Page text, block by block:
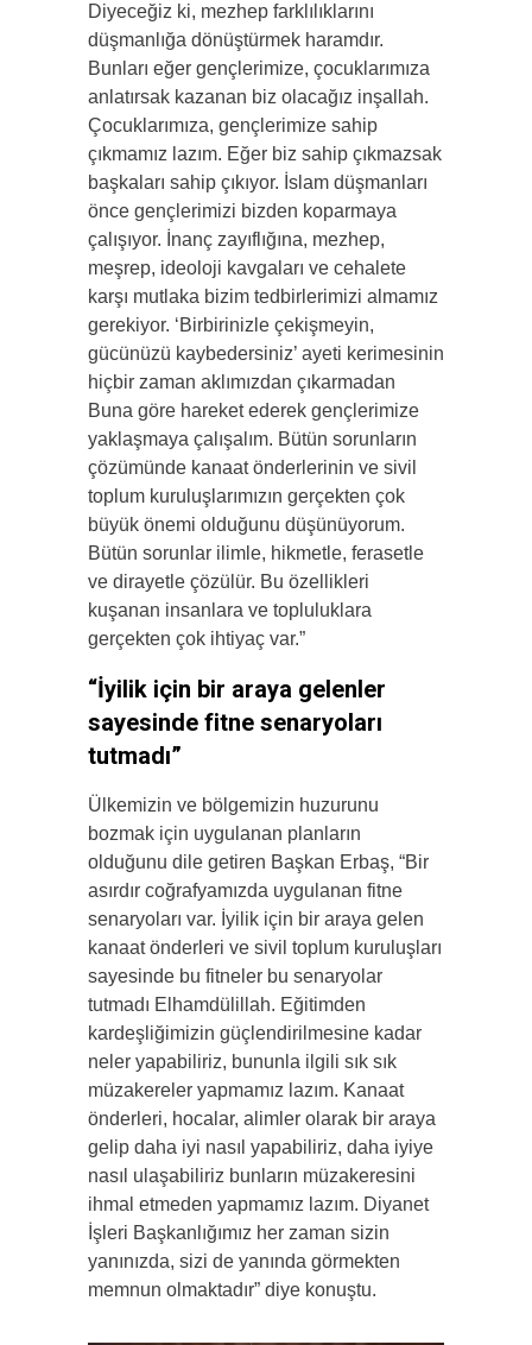
Diyeceğiz ki, mezhep farklılıklarını
düşmanlığa dönüştürmek haramdır.
Bunları eğer gençlerimize, çocuklarımıza
anlatırsak kazanan biz olacağız inşallah.
Çocuklarımıza, gençlerimize sahip
çıkmamız lazım. Eğer biz sahip çıkmazsak
başkaları sahip çıkıyor. İslam düşmanları
önce gençlerimizi bizden koparmaya
çalışıyor. İnanç zayıflığına, mezhep,
meşrep, ideoloji kavgaları ve cehalete
karşı mutlaka bizim tedbirlerimizi almamız
gerekiyor. ‘Birbirinizle çekişmeyin,
gücünüzü kaybedersiniz’ ayeti kerimesinin
hiçbir zaman aklımızdan çıkarmadan
Buna göre hareket ederek gençlerimize
yaklaşmaya çalışalım. Bütün sorunların
çözümünde kanaat önderlerinin ve sivil
toplum kuruluşlarımızın gerçekten çok
büyük önemi olduğunu düşünüyorum.
Bütün sorunlar ilimle, hikmetle, ferasetle
ve dirayetle çözülür. Bu özellikleri
kuşanan insanlara ve topluluklara
gerçekten çok ihtiyaç var.”
“İyilik için bir araya gelenler
sayesinde fitne senaryoları
tutmadı”
Ülkemizin ve bölgemizin huzurunu
bozmak için uygulanan planların
olduğunu dile getiren Başkan Erbaş, “Bir
asırdır coğrafyamızda uygulanan fitne
senaryoları var. İyilik için bir araya gelen
kanaat önderleri ve sivil toplum kuruluşları
sayesinde bu fitneler bu senaryolar
tutmadı Elhamdülillah. Eğitimden
kardeşliğimizin güçlendirilmesine kadar
neler yapabiliriz, bununla ilgili sık sık
müzakereler yapmamız lazım. Kanaat
önderleri, hocalar, alimler olarak bir araya
gelip daha iyi nasıl yapabiliriz, daha iyiye
nasıl ulaşabiliriz bunların müzakeresini
ihmal etmeden yapmamız lazım. Diyanet
İşleri Başkanlığımız her zaman sizin
yanınızda, sizi de yanında görmekten
memnun olmaktadır” diye konuştu.